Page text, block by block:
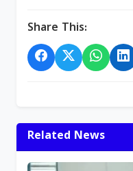
Share This:
Related News